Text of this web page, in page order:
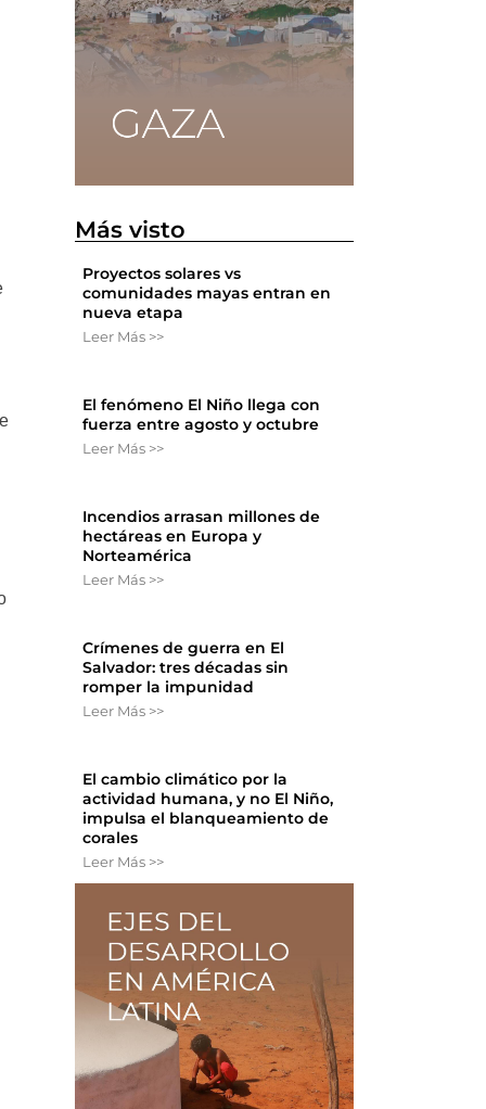
Más visto
Proyectos solares vs
comunidades mayas entran en
nueva etapa
Leer Más >>
El fenómeno El Niño llega con
fuerza entre agosto y octubre
Leer Más >>
Incendios arrasan millones de
hectáreas en Europa y
Norteamérica
Leer Más >>
Crímenes de guerra en El
Salvador: tres décadas sin
romper la impunidad
Leer Más >>
El cambio climático por la
actividad humana, y no El Niño,
impulsa el blanqueamiento de
corales
Leer Más >>